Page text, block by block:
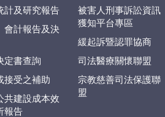
計及研究報告
會計報告及決
定書查詢
接受之補助
共建設成本效
報告
被害人刑事訴訟資訊
獲知平台專區
緩起訴暨認罪協商
司法醫療關懷聯盟
宗教慈善司法保護聯
盟